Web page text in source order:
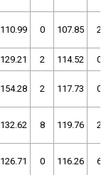
110.99 0 107.85 2
129.21 2 114.52 0
154.28 2 117.73 0
132.62 8 119.76 2
126.71 0 116.26 6